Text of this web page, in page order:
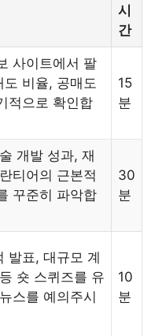
시
간
사이트에서 팔
도 비율, 공매도
적으로 확인합
15
분
개발 성과, 재
티어의 근본적
꾸준히 파악합
30
분
발표, 대규모 계
숏 스퀴즈를 유
스를 예의주시
10
분